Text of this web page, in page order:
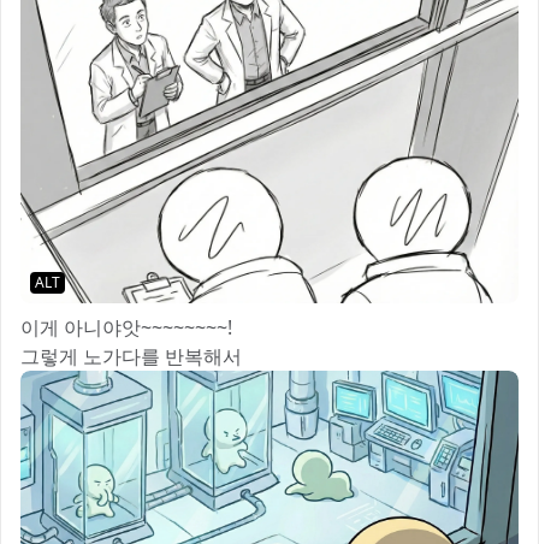
ALT
이게 아니야앗~~~~~~~~!
그렇게 노가다를 반복해서